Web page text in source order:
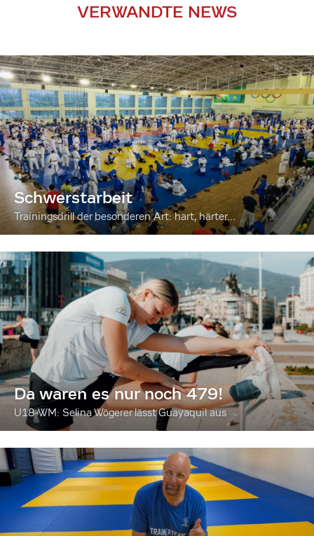
VERWANDTE NEWS
Schwerstarbeit
Trainingsdrill der besonderen Art: hart, härter...
Da waren es nur noch 479!
U18-WM: Selina Wögerer lässt Guayaquil aus